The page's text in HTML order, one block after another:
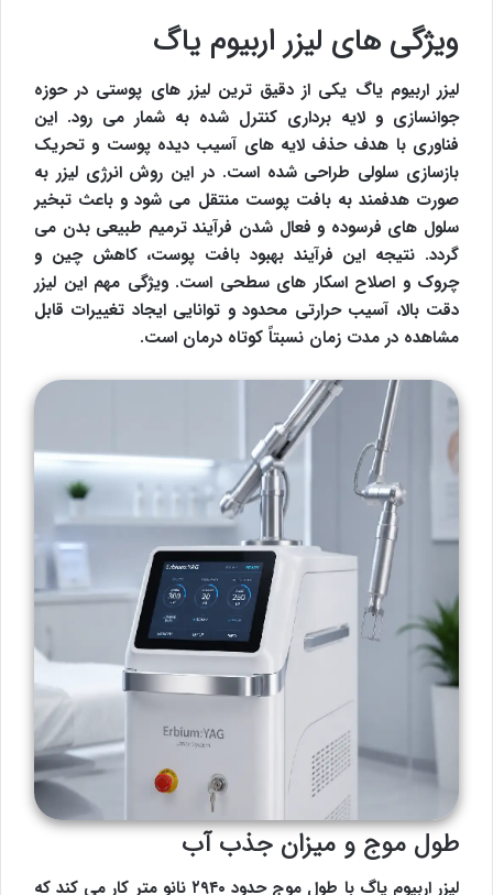
ویژگی های لیزر اربیوم یاگ
لیزر اربیوم یاگ یکی از دقیق ترین لیزر های پوستی در حوزه
جوانسازی و لایه برداری کنترل شده به شمار می رود. این
فناوری با هدف حذف لایه های آسیب دیده پوست و تحریک
بازسازی سلولی طراحی شده است. در این روش انرژی لیزر به
صورت هدفمند به بافت پوست منتقل می شود و باعث تبخیر
سلول های فرسوده و فعال شدن فرآیند ترمیم طبیعی بدن می
گردد. نتیجه این فرآیند بهبود بافت پوست، کاهش چین و
چروک و اصلاح اسکار های سطحی است. ویژگی مهم این لیزر
دقت بالا، آسیب حرارتی محدود و توانایی ایجاد تغییرات قابل
مشاهده در مدت زمان نسبتاً کوتاه درمان است.
طول موج و میزان جذب آب
لیزر اربیوم یاگ با طول موج حدود ۲۹۴۰ نانو متر کار می کند که